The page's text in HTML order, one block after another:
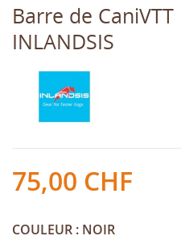
Barre de
INLANDSIS
75,00 CHF
COULEUR : NOIR